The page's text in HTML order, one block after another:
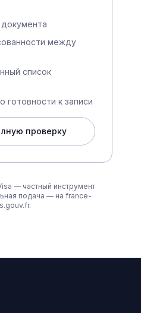
между
список
готовности к записи
проверку
— частный инструмент
подача — на france-